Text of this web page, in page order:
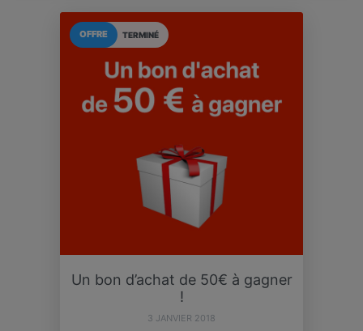
TERMINÉ
OFFRE
Un bon d’achat de 50€ à gagner
!
3 JANVIER 2018